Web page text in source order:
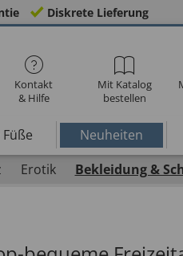
Diskrete Lieferung
Kontakt
& Hilfe
Mit Katalog
bestellen
Neuheiten
Erotik Bekleidung &